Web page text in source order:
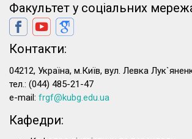
Факультет у соціальних
Контакти:
04212, Україна, м.Київ, вул. Левка
тел.: (044) 485-21-47
e-mail: frgf@kubg.edu.ua
Кафедри: